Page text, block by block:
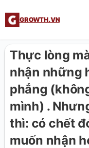
GROWTH.VN
Thực lòng
nhận những
phẳng
mình) .
thì: có chết
muốn nhận